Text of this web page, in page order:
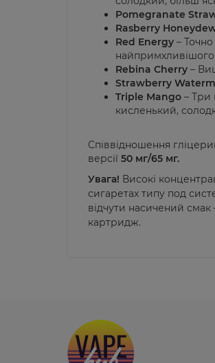
Pomegranate
Rasberry
Red Energy –
найпримхливішого
Rebina Cherry –
Strawberry
Triple Mango – Три
кисленький,
Співвідношення
версії 50 мг/65 мг.
Увага! Високі
сигаретах типу под
відчути насичений
картридж.